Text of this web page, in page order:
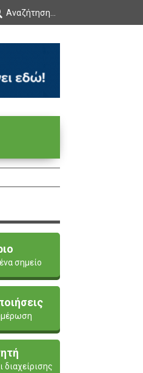
σημείο
διαχείρισης